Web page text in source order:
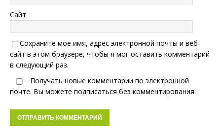
Сайт
Сохраните мое имя, адрес электронной почты и веб-
сайт в этом браузере, чтобы я мог оставить комментарий
в следующий раз.
Получать новые комментарии по электронной
почте. Вы можете подписаться без комментирования.